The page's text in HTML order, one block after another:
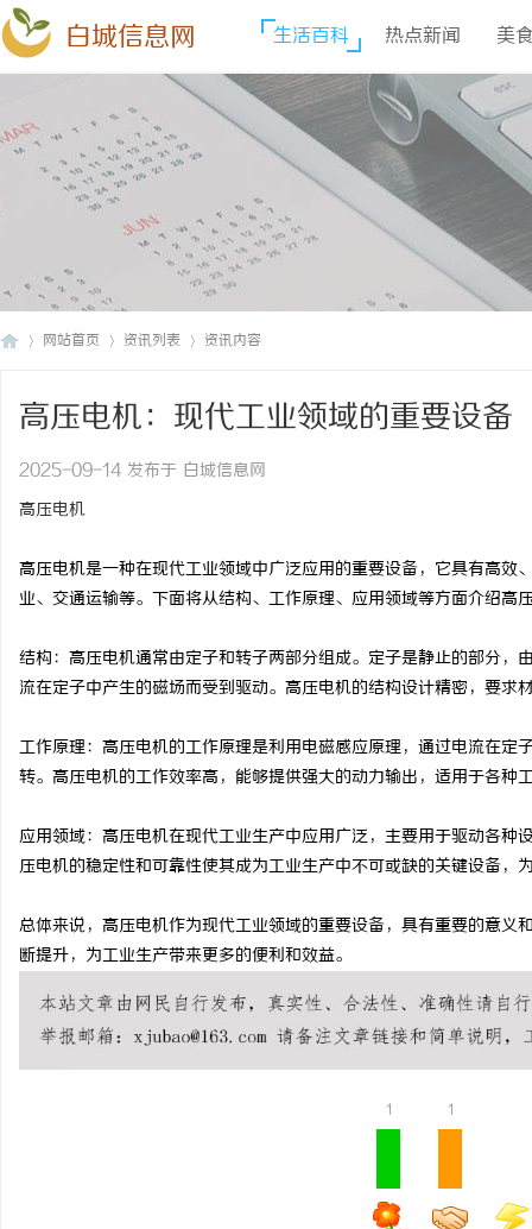
白城信息网 生活百科 热点新闻 美
网站首页 资讯列表 资讯内容
高压电机：现代工业领域的重要设备
2025-09-14 发布于 白城信息网
高压电机
高压电机是一种在现代工业领域中广泛应用的重要设备，它具有高
业、交通运输等。下面将从结构、工作原理、应用领域等方面介绍高
结构：高压电机通常由定子和转子两部分组成。定子是静止的部分
流在定子中产生的磁场而受到驱动。高压电机的结构设计精密，要求
工作原理：高压电机的工作原理是利用电磁感应原理，通过电流在
转。高压电机的工作效率高，能够提供强大的动力输出，适用于各种
应用领域：高压电机在现代工业生产中应用广泛，主要用于驱动各
压电机的稳定性和可靠性使其成为工业生产中不可或缺的关键设备，
总体来说，高压电机作为现代工业领域的重要设备，具有重要的意
断提升，为工业生产带来更多的便利和效益。
1 1